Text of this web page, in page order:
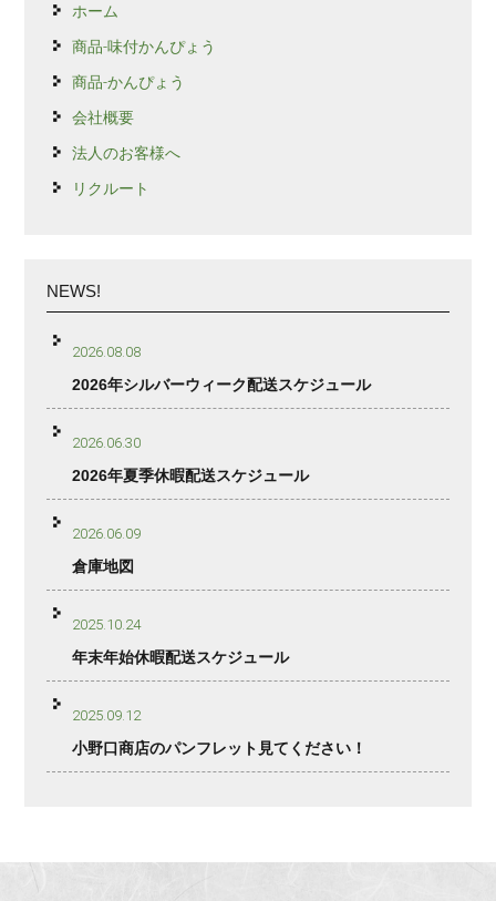
ホーム
商品-味付かんぴょう
商品-かんぴょう
会社概要
法人のお客様へ
リクルート
NEWS!
2026.08.08
2026年シルバーウィーク配送スケジュール
2026.06.30
2026年夏季休暇配送スケジュール
2026.06.09
倉庫地図
2025.10.24
年末年始休暇配送スケジュール
2025.09.12
小野口商店のパンフレット見てください！